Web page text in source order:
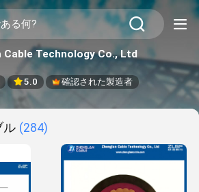
Cable Technology Co., Ltd
5.0 確認された製造者
ル (284)